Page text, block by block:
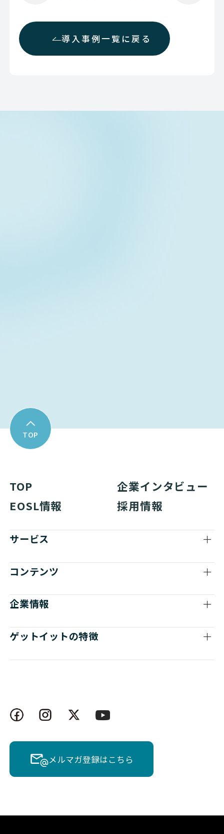
導入事例一覧に戻る
TOP
TOP
企業インタビュー
EOSL情報
採用情報
サービス
コンテンツ
企業情報
ゲットイットの特徴
メルマガ登録はこちら